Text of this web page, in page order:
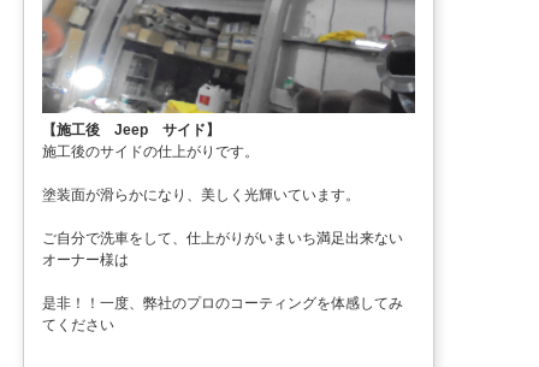
【施工後 Jeep サイド】
施工後のサイドの仕上がりです。
塗装面が滑らかになり、美しく光輝いています。
ご自分で洗車をして、仕上がりがいまいち満足出来ない
オーナー様は
是非！！一度、弊社のプロのコーティングを体感してみ
てください